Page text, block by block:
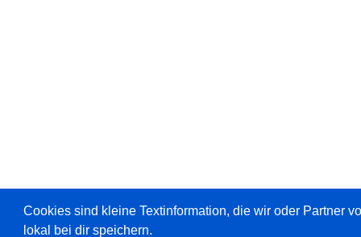
Cookies sind kleine Textinformation, die wir oder Partner
lokal bei dir speichern.